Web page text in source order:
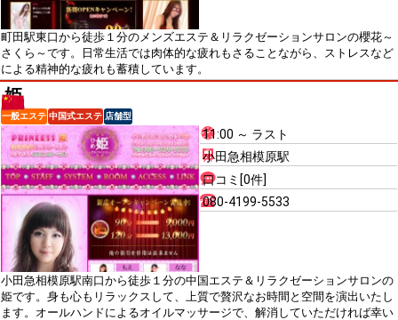
町田駅東口から徒歩１分のメンズエステ＆リラクゼーションサロンの櫻花～
さくら～です。日常生活では肉体的な疲れもさることながら、ストレスなど
による精神的な疲れも蓄積しています。
姫
一般エステ 中国式エステ 店舗型
11:00 ～ ラスト
小田急相模原駅
口コミ[0件]
080-4199-5533
小田急相模原駅南口から徒歩１分の中国エステ＆リラクゼーションサロンの
姫です。身も心もリラックスして、上質で贅沢なお時間と空間を演出いたし
ます。オールハンドによるオイルマッサージで、解消していただければ幸い